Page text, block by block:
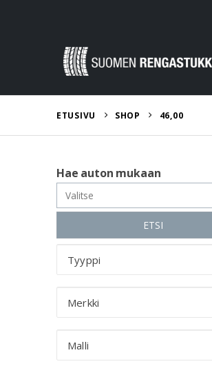
ETUSIVU SHOP 46,00
Hae auton mukaan
ETSI
Tyyppi
Merkki
Malli